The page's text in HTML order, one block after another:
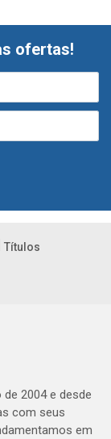
ofertas!
Títulos
2004 e desde
com seus
em